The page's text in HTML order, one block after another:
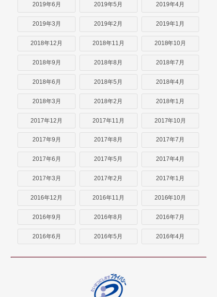
2019年6月 2019年5月 2019年4月
2019年3月 2019年2月 2019年1月
2018年12月 2018年11月 2018年10月
2018年9月 2018年8月 2018年7月
2018年6月 2018年5月 2018年4月
2018年3月 2018年2月 2018年1月
2017年12月 2017年11月 2017年10月
2017年9月 2017年8月 2017年7月
2017年6月 2017年5月 2017年4月
2017年3月 2017年2月 2017年1月
2016年12月 2016年11月 2016年10月
2016年9月 2016年8月 2016年7月
2016年6月 2016年5月 2016年4月